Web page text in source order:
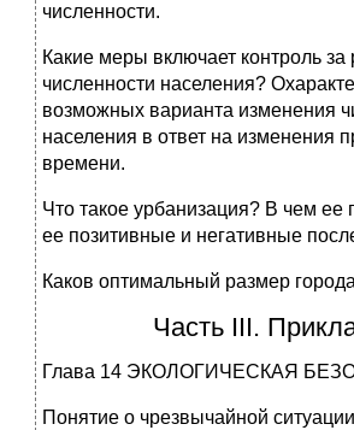
численности.
Какие меры включает контроль за
численности населения?
возможных варианта изменения
населения в ответ на изменения
време­ни.
Что такое урбанизация? В чем ее
ее позитивные и негативные
Каков оптимальный размер
Часть III.
Глава 14 ЭКОЛОГИЧЕСКАЯ
Понятие о чрезвычайной ситуации